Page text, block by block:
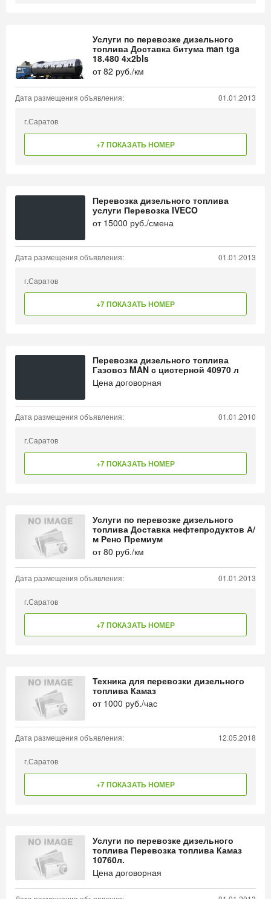
Услуги по перевозке дизельного
топлива Доставка битума man tga
18.480 4х2bls
от82 руб./км
Дата размещения объявления: 01.01.2013
г.Саратов
+7 ПОКАЗАТЬ НОМЕР
Перевозка дизельного топлива
услуги Перевозка IVECO
от 15000 руб./смена
Дата размещения объявления: 01.01.2013
г.Саратов
+7 ПОКАЗАТЬ НОМЕР
Перевозка дизельного топлива
Газовоз MAN с цистерной 40970 л
Цена договорная
Дата размещения объявления: 01.01.2010
г.Саратов
+7 ПОКАЗАТЬ НОМЕР
Услуги по перевозке дизельного
топлива Доставка нефтепродуктов А/
м Рено Премиум
от80 руб./км
Дата размещения объявления: 01.01.2013
г.Саратов
+7 ПОКАЗАТЬ НОМЕР
Техника для перевозки дизельного
топлива Камаз
от 1000 руб./час
Дата размещения объявления: 12.05.2018
г.Саратов
+7 ПОКАЗАТЬ НОМЕР
Услуги по перевозке дизельного
топлива Перевозка топлива Камаз
10760л.
Цена договорная